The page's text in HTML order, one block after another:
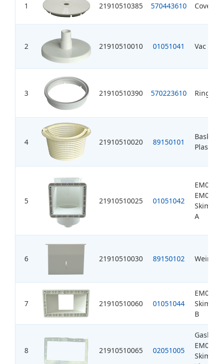
1 21910510385 570443610 Cover /
2 21910510010 01051041 Vac
3 21910510390 570223610 Ring
4 21910510020 89150101
Basket
Plastic
5 21910510025 01051042
EM0010
EM0020
A
6 21910510030 89150102 Weir
7 21910510060 01051044
EM0020
B
8 21910510065 02051005
Gasket
EM0020